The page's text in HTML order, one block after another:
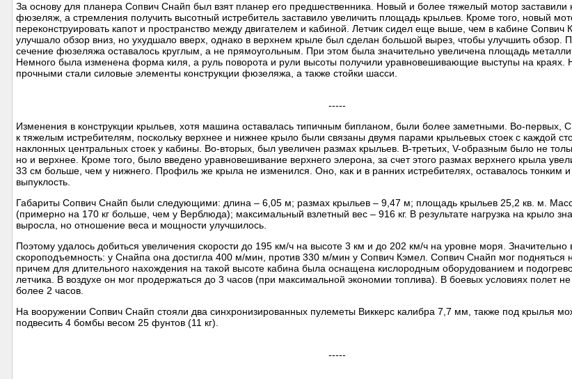
За основу для планера Сопвич Снайп был взят планер его предшественника. Новый и более тяжелый мотор заставили
фюзеляж, а стремления получить высотный истребитель заставило увеличить площадь крыльев. Кроме того, новый
переконструировать капот и пространство между двигателем и кабиной. Летчик сидел еще выше, чем в кабине Сопвич
улучшало обзор вниз, но ухудшало вверх, однако в верхнем крыле был сделан большой вырез, чтобы улучшить обзор.
сечение фюзеляжа оставалось круглым, а не прямоугольным. При этом была значительно увеличена площадь
Немного была изменена форма киля, а руль поворота и рули высоты получили уравновешивающие выступы на краях.
прочными стали силовые элементы конструкции фюзеляжа, а также стойки шасси.
-----
Изменения в конструкции крыльев, хотя машина оставалась типичным бипланом, были более заметными. Во-первых,
к тяжелым истребителям, поскольку верхнее и нижнее крыло были связаны двумя парами крыльевых стоек с каждой
наклонных центральных стоек у кабины. Во-вторых, был увеличен размах крыльев. В-третьих, V-образным было не
но и верхнее. Кроме того, было введено уравновешивание верхнего элерона, за счет этого размах верхнего крыла
33 см больше, чем у нижнего. Профиль же крыла не изменился. Оно, как и в ранних истребителях, оставалось тонким
выпуклость.
Габариты Сопвич Снайп были следующими: длина – 6,05 м; размах крыльев – 9,47 м; площадь крыльев 25,2 кв. м.
(примерно на 170 кг больше, чем у Верблюда); максимальный взлетный вес – 916 кг. В результате нагрузка на крыло
выросла, но отношение веса и мощности улучшилось.
Поэтому удалось добиться увеличения скорости до 195 км/ч на высоте 3 км и до 202 км/ч на уровне моря. Значительно
скороподъемность: у Снайпа она достигла 400 м/мин, против 330 м/мин у Сопвич Кэмел. Сопвич Снайп мог подняться
причем для длительного нахождения на такой высоте кабина была оснащена кислородным оборудованием и
летчика. В воздухе он мог продержаться до 3 часов (при максимальной экономии топлива). В боевых условиях полет
более 2 часов.
На вооружении Сопвич Снайп стояли два синхронизированных пулеметы Виккерс калибра 7,7 мм, также под крылья
подвесить 4 бомбы весом 25 фунтов (11 кг).
-----